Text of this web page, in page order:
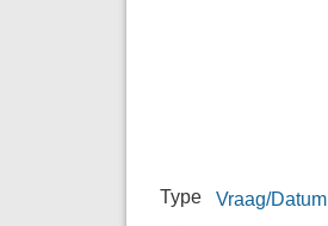
Type Vraag/Datum